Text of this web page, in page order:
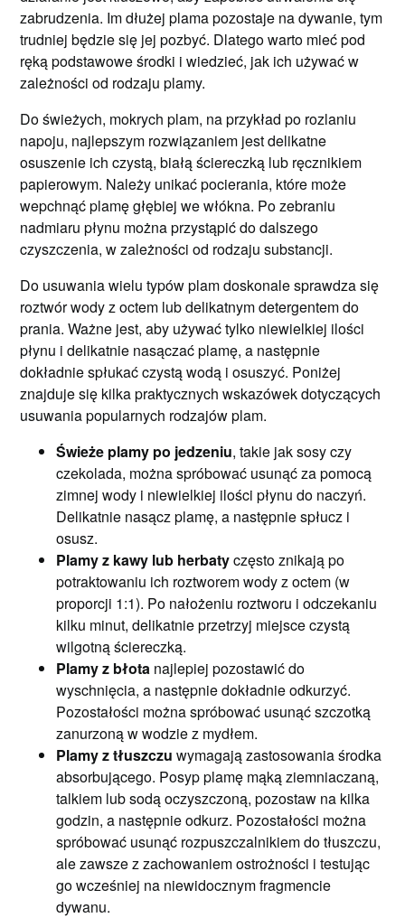
zabrudzenia. Im dłużej plama pozostaje na dywanie, tym
trudniej będzie się jej pozbyć. Dlatego warto mieć pod
ręką podstawowe środki i wiedzieć, jak ich używać w
zależności od rodzaju plamy.
Do świeżych, mokrych plam, na przykład po rozlaniu
napoju, najlepszym rozwiązaniem jest delikatne
osuszenie ich czystą, białą ściereczką lub ręcznikiem
papierowym. Należy unikać pocierania, które może
wepchnąć plamę głębiej we włókna. Po zebraniu
nadmiaru płynu można przystąpić do dalszego
czyszczenia, w zależności od rodzaju substancji.
Do usuwania wielu typów plam doskonale sprawdza się
roztwór wody z octem lub delikatnym detergentem do
prania. Ważne jest, aby używać tylko niewielkiej ilości
płynu i delikatnie nasączać plamę, a następnie
dokładnie spłukać czystą wodą i osuszyć. Poniżej
znajduje się kilka praktycznych wskazówek dotyczących
usuwania popularnych rodzajów plam.
Świeże plamy po jedzeniu, takie jak sosy czy
czekolada, można spróbować usunąć za pomocą
zimnej wody i niewielkiej ilości płynu do naczyń.
Delikatnie nasącz plamę, a następnie spłucz i
osusz.
Plamy z kawy lub herbatyczęsto znikają po
potraktowaniu ich roztworem wody z octem (w
proporcji 1:1). Po nałożeniu roztworu i odczekaniu
kilku minut, delikatnie przetrzyj miejsce czystą
wilgotną ściereczką.
Plamy z błota najlepiej pozostawić do
wyschnięcia, a następnie dokładnie odkurzyć.
Pozostałości można spróbować usunąć szczotką
zanurzoną w wodzie z mydłem.
Plamy z tłuszczu wymagają zastosowania środka
absorbującego. Posyp plamę mąką ziemniaczaną,
talkiem lub sodą oczyszczoną, pozostaw na kilka
godzin, a następnie odkurz. Pozostałości można
spróbować usunąć rozpuszczalnikiem do tłuszczu,
ale zawsze z zachowaniem ostrożności i testując
go wcześniej na niewidocznym fragmencie
dywanu.